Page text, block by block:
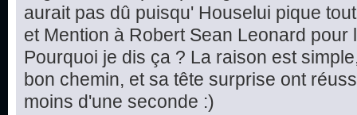
aurait pas dû puisqu' Houselui pique
et Mention à Robert Sean Leonard pour
Pourquoi je dis ça ? La raison est
bon chemin, et sa tête surprise ont
moins d'une seconde :)